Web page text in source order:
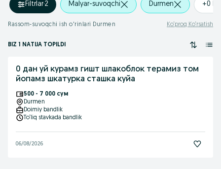
Filtrlar·2 Malyar-suvoqchi Durmen +0
Rassom-suvoqchi ish o'rinlari Durmen Ko‘proq Ko‘rsatish
BIZ 1 NATIJA TOPILDI
0 дан уй курамз гишт шлакоблок терамиз том
йопамз шкатурка сташка куйа
500 - 7 000 сум
Durmen
Doimiy bandlik
To‘liq stavkada bandlik
06/08/2026